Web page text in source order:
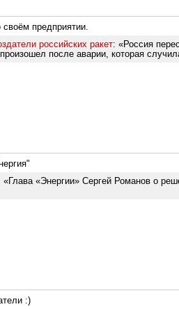
своём предприятии.
российских ракет: «Россия
после аварии, которая
«Глава «Энергии» Сергей Романов о
:)